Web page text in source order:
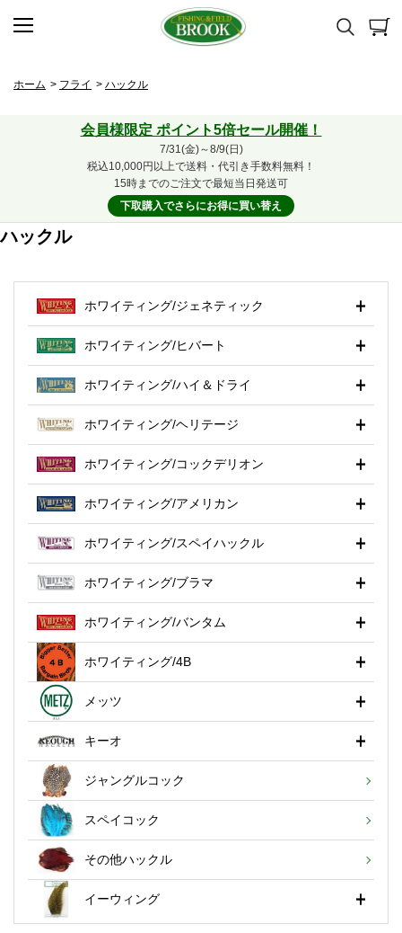
ホーム > フライ > ハックル
会員様限定 ポイント5倍セール開催！
7/31(金)～8/9(日)
税込10,000円以上で送料・代引き手数料無料！
15時までのご注文で最短当日発送可
下取購入でさらにお得に買い替え
ハックル
ホワイティング/ジェネティック
ホワイティング/ヒバート
ホワイティング/ハイ＆ドライ
ホワイティング/ヘリテージ
ホワイティング/コックデリオン
ホワイティング/アメリカン
ホワイティング/スペイハックル
ホワイティング/ブラマ
ホワイティング/バンタム
ホワイティング/4B
メッツ
キーオ
ジャングルコック
スペイコック
その他ハックル
イーウィング